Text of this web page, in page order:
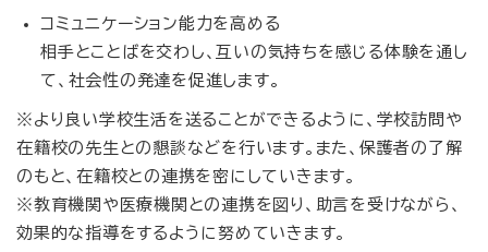
コミュニケーション能力を高める
相手とことばを交わし、互いの気持ちを感じる体験を通し
て、社会性の発達を促進します。
※より良い学校生活を送ることができるように、学校訪問や
在籍校の先生との懇談などを行います。また、保護者の了解
のもと、在籍校との連携を密にしていきます。
※教育機関や医療機関との連携を図り、助言を受けながら、
効果的な指導をするように努めていきます。